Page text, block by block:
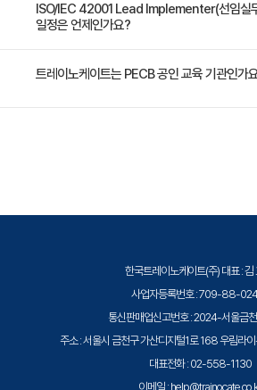
이 과정을 성공적으로 이수하고 시험에 합격하면
할 수 있는 능력을 입증하는 “PECB Certified
수 있습니다. 브로슈어: https://pecb.com/en/
수강료는 1,500,000원(VAT 별도)입니다. 고용보
이 적용될 수 있으니 자세한 내용은 트레이노케이트
ISO/IEC 42001 Lead Implementer(선임실
일정은 언제인가요?
가장 가까운 교육 일정은 2026년 11월 02일입니다
트레이노케이트는 PECB 공인 교육 기관인가
한국트레이노케이트(주) 대표 : 김
사업자등록번호 : 709-88-
통신판매업신고번호 : 2024-서울금
주소 : 서울시 금천구 가산디지털1로 168 우림라
대표전화 : 02-558-1130
이메일 :